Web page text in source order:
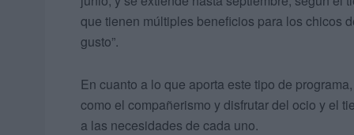
que tienen múltiples beneficios para los chicos
gusto”.
En cuanto a lo que aporta este tipo de
como el compañerismo y disfrutar del ocio y el
a las necesidades de cada uno.